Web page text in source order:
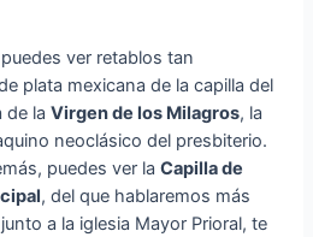
ver retablos tan
plata mexicana de la capilla del
de laVirgen de los Milagros, la
neoclásico del presbiterio.
puedes ver laCapilla de
, del que hablaremos más
a la iglesia Mayor Prioral, te